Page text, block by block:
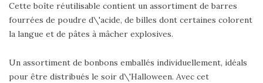
Cette boîte réutilisable contient un assortiment de barres
fourrées de poudre d\'acide, de billes dont certaines colorent
la langue et de pâtes à mâcher explosives.
Un assortiment de bonbons emballés individuellement, idéals
pour être distribués le soir d\'Halloween. Avec cet